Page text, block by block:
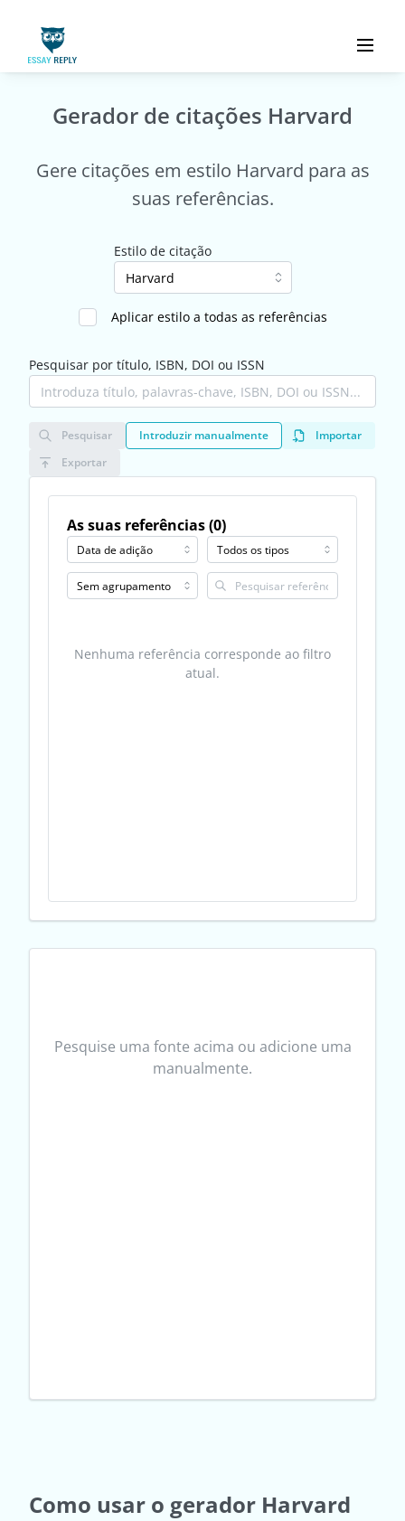
Gerador de citações Harvard
Gere citações em estilo Harvard para as
suas referências.
Estilo de citação
Aplicar estilo a todas as referências
Pesquisar por título, ISBN, DOI ou ISSN
Pesquisar Introduzir manualmente
Importar
Exportar
As suas referências (0)
Nenhuma referência corresponde ao filtro
atual.
Pesquise uma fonte acima ou adicione uma
manualmente.
Como usar o gerador Harvard